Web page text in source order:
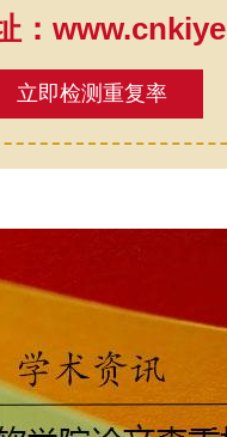
：
立即检测重复率